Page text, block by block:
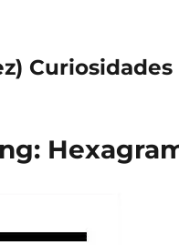
Curiosidades